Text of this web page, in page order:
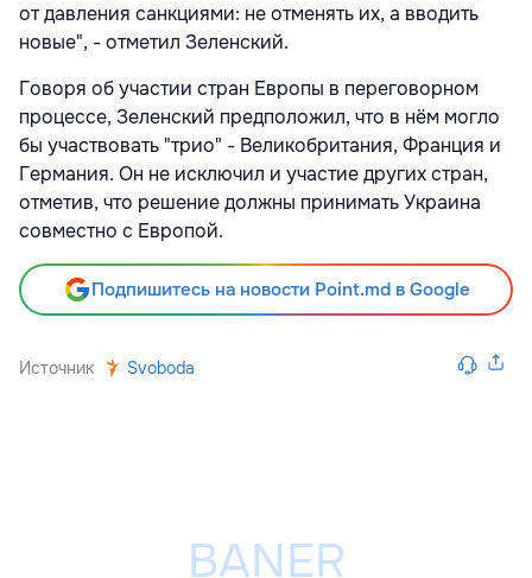
от давления санкциями: не отменять их, а вводить
новые", - отметил Зеленский.
Говоря об участии стран Европы в переговорном
процессе, Зеленский предположил, что в нём могло
бы участвовать "трио" - Великобритания, Франция и
Германия. Он не исключил и участие других стран,
отметив, что решение должны принимать Украина
совместно с Европой.
Подпишитесь на новости Point.md в Google
Источник Svoboda